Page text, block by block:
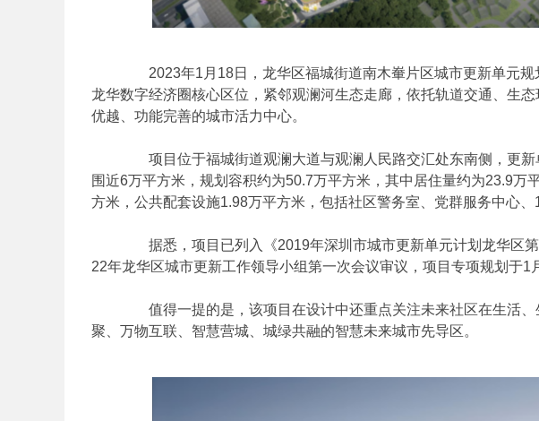
2023年1月18日，龙华区福城街道南木輋片区城市更新单元规
龙华数字经济圈核心区位，紧邻观澜河生态走廊，依托轨道交通、生
优越、功能完善的城市活力中心。
项目位于福城街道观澜大道与观澜人民路交汇处东南侧，更新
围近6万平方米，规划容积约为50.7万平方米，其中居住量约为23.9万
方米，公共配套设施1.98万平方米，包括社区警务室、党群服务中心、
据悉，项目已列入《2019年深圳市城市更新单元计划龙华区
22年龙华区城市更新工作领导小组第一次会议审议，项目专项规划于1
值得一提的是，该项目在设计中还重点关注未来社区在生活、
聚、万物互联、智慧营城、城绿共融的智慧未来城市先导区。